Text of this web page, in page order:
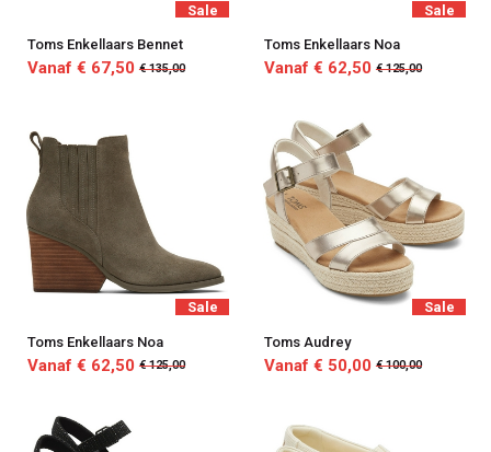
Sale
Toms Enkellaars Bennet
Vanaf € 67,50 € 135,00
Sale
Toms Enkellaars Noa
Vanaf € 62,50 € 125,00
Sale
Toms Enkellaars Noa
Vanaf € 62,50 € 125,00
Sale
Toms Audrey
Vanaf € 50,00 € 100,00